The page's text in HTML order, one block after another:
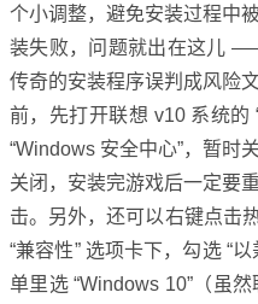
个小调整，避免安装过程中
装失败，问题就出在这儿
传奇的安装程序误判成风险
前，先打开联想 v10 系统的
“Windows 安全中心”，暂时
关闭，安装完游戏后一定要
击。另外，还可以右键点击
“兼容性” 选项卡下，勾选 “
单里选 “Windows 10”（虽